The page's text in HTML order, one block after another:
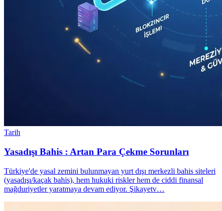
Tarih
Yasadışı Bahis : Artan Para Çekme Sorunları
Türkiye'de yasal zemini bulunmayan yurt dışı merkezli bahis siteleri
(yasadışı/kaçak bahis), hem hukuki riskler hem de ciddi finansal
mağduriyetler yaratmaya devam ediyor. Şikayetv…